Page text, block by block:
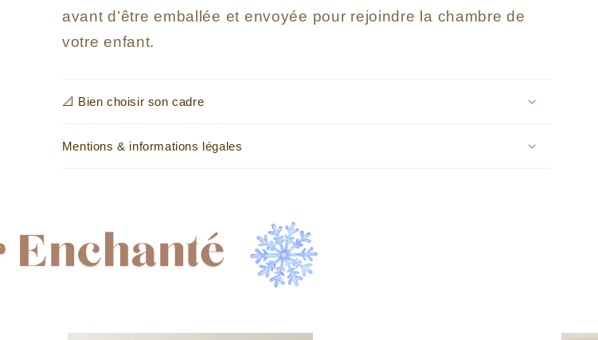
avant d’être emballée et envoyée pour rejoindre la chambre de
votre enfant.
📐 Bien choisir son cadre
Mentions & informations légales